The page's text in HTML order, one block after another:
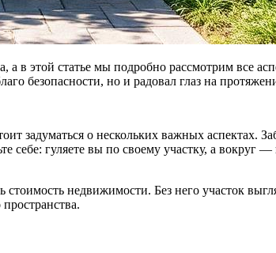
а в этой статье мы подробно рассмотрим все
безопасности, но и радовал глаз на
задуматься о нескольких важных аспектах.
гуляете вы по своему участку, а вокруг
недвижимости. Без него участок